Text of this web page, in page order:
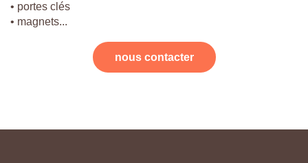
• portes clés
• magnets...
nous contacter